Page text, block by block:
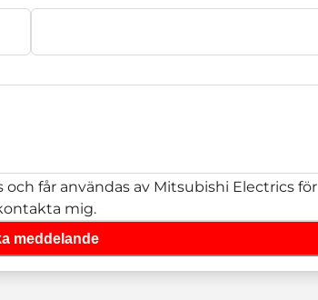
får användas av Mitsubishi Electrics för
mig.
meddelande